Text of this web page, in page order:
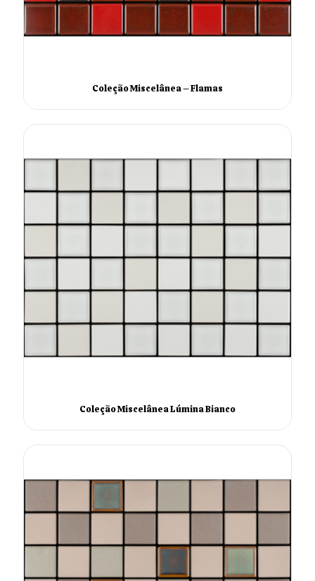
Coleção Miscelânea – Flamas
Coleção Miscelânea Lúmina Bianco